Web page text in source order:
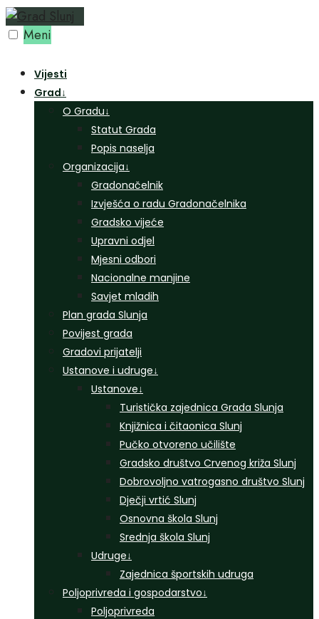
Preskoči
na Meni
Vijesti
Grad↓
O Gradu↓
Statut Grada
Popis naselja
Organizacija↓
Gradonačelnik
Izvješća o radu Gradonačelnika
Gradsko vijeće
Upravni odjel
Mjesni odbori
Nacionalne manjine
Savjet mladih
Plan grada Slunja
Povijest grada
Gradovi prijatelji
Ustanove i udruge↓
Ustanove↓
Turistička zajednica Grada Slunja
Knjižnica i čitaonica Slunj
Pučko otvoreno učilište
Gradsko društvo Crvenog križa Slunj
Dobrovoljno vatrogasno društvo Slunj
Dječji vrtić Slunj
Osnovna škola Slunj
Srednja škola Slunj
Udruge↓
Zajednica športskih udruga
Poljoprivreda i gospodarstvo↓
Poljoprivreda